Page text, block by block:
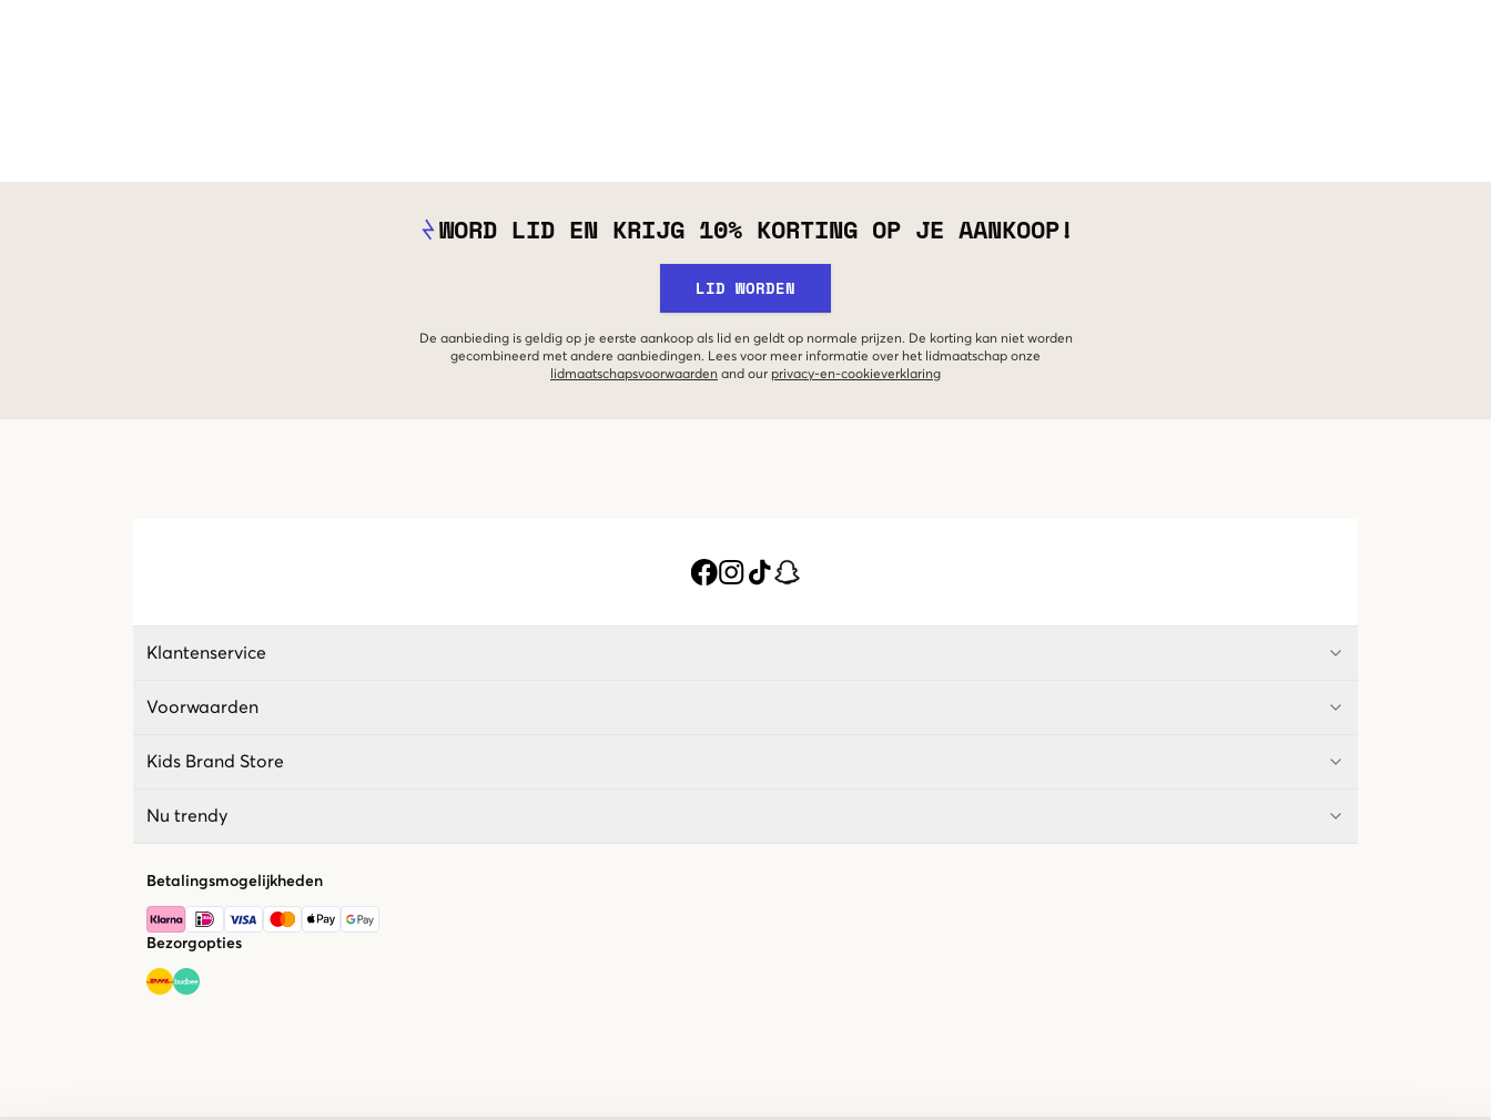
WORD LID EN KRIJG 10% KORTING OP JE AANKOOP!
LID WORDEN
De aanbieding is geldig op je eerste aankoop als lid en geldt op normale prijzen. De korting kan niet worden
gecombineerd met andere aanbiedingen. Lees voor meer informatie over het lidmaatschap onze
lidmaatschapsvoorwaarden and our privacy-en-cookieverklaring
Klantenservice
Voorwaarden
Kids Brand Store
Nu trendy
Betalingsmogelijkheden
Bezorgopties